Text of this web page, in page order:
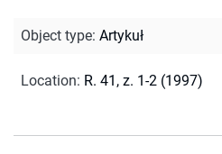
Object type: Artykuł
Location: R. 41, z. 1-2 (1997)